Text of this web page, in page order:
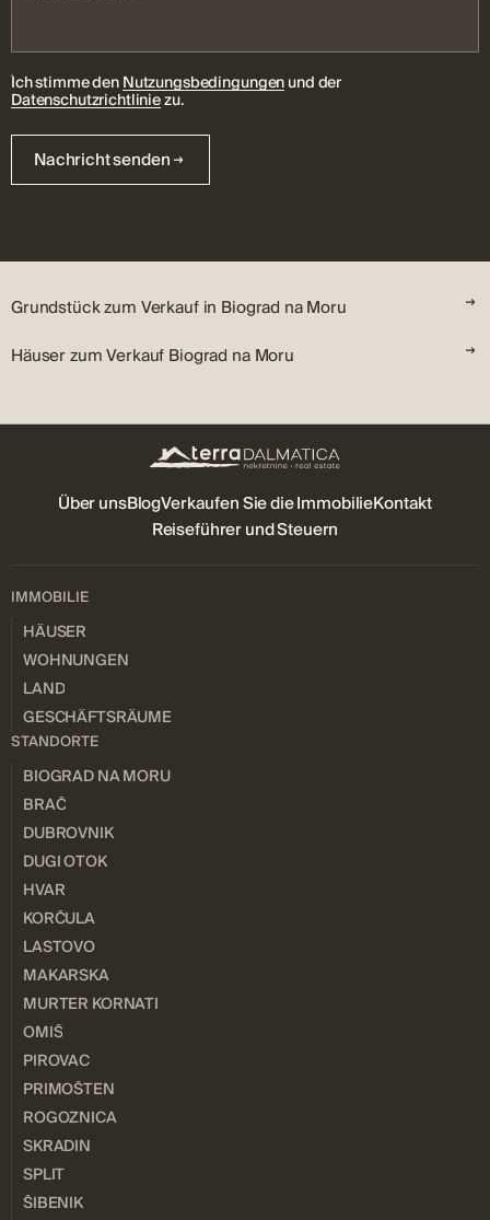
Grundstück zum Verkauf in Biograd na Moru
Häuser zum Verkauf Biograd na Moru
Ich stimme denNutzungsbedingungenund der
Datenschutzrichtliniezu.
Nachricht senden
Über unsBlogVerkaufen Sie die ImmobilieKontakt
Reiseführer und Steuern
IMMOBILIE
HÄUSER
WOHNUNGEN
LAND
GESCHÄFTSRÄUME
STANDORTE
BIOGRAD NA MORU
BRAČ
DUBROVNIK
DUGI OTOK
HVAR
KORČULA
LASTOVO
MAKARSKA
MURTER KORNATI
OMIŠ
PIROVAC
PRIMOŠTEN
ROGOZNICA
SKRADIN
SPLIT
ŠIBENIK